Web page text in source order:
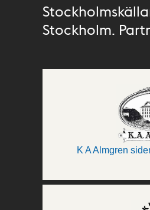
Stockholm.
K A Almgren